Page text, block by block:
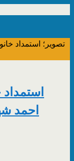
احمد